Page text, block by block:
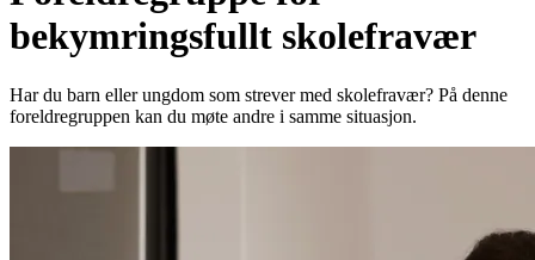
bekymringsfullt skolefravær
Har du barn eller ungdom som strever med skolefravær? På denne
foreldregruppen kan du møte andre i samme situasjon.